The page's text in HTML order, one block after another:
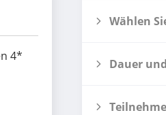
Wählen
Dauer
4*